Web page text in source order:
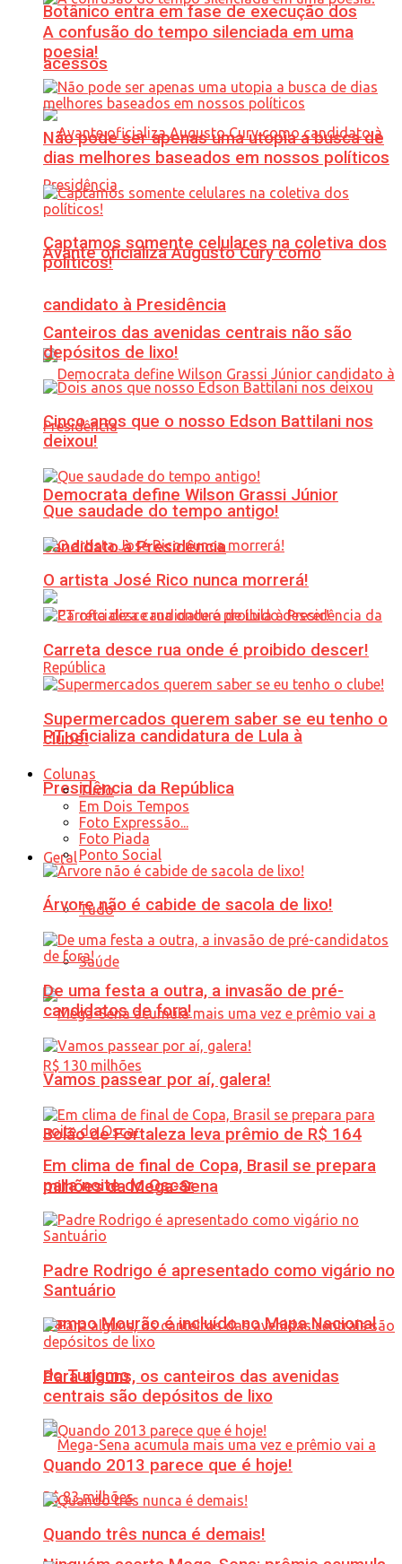
Botânico entra em fase de execução dos
acessos
Avante oficializa Augusto Cury como
candidato à Presidência
Democrata define Wilson Grassi Júnior
candidato à Presidência
PT oficializa candidatura de Lula à
Presidência da República
Geral
Tudo
Saúde
Bolão de Fortaleza leva prêmio de R$ 164
milhões da Mega-Sena
Campo Mourão é incluído no Mapa Nacional
do Turismo
A confusão do tempo silenciada em uma
poesia!
Não pode ser apenas uma utopia a busca de
dias melhores baseados em nossos políticos
Captamos somente celulares na coletiva dos
políticos!
Canteiros das avenidas centrais não são
depósitos de lixo!
Cinco anos que o nosso Edson Battilani nos
deixou!
Que saudade do tempo antigo!
O artista José Rico nunca morrerá!
Carreta desce rua onde é proibido descer!
Supermercados querem saber se eu tenho o
clube!
Colunas
Tudo
Em Dois Tempos
Foto Expressão...
Foto Piada
Ponto Social
Árvore não é cabide de sacola de lixo!
De uma festa a outra, a invasão de pré-
candidatos de fora!
Vamos passear por aí, galera!
Em clima de final de Copa, Brasil se prepara
para noite do Oscar
Padre Rodrigo é apresentado como vigário no
Santuário
Para alguns, os canteiros das avenidas
centrais são depósitos de lixo
Quando 2013 parece que é hoje!
Quando três nunca é demais!